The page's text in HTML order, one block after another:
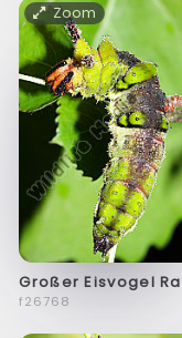
Zoom
Großer Eisvogel
f26768